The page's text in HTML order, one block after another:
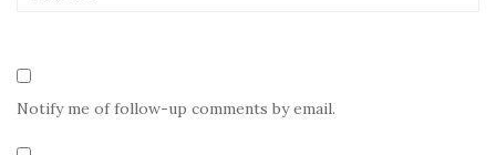
Notify me of follow-up comments by email.